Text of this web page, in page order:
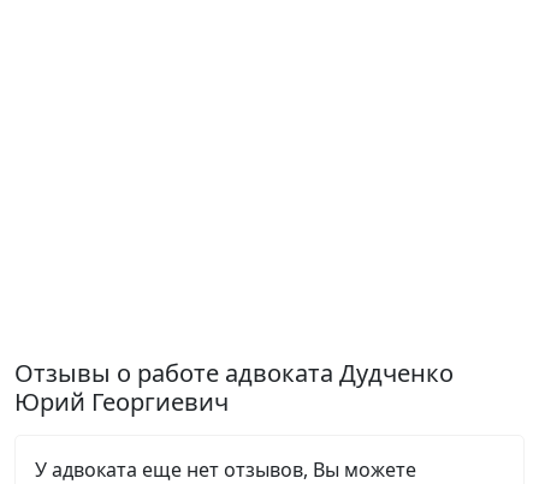
Отзывы о работе адвоката Дудченко
Юрий Георгиевич
У адвоката еще нет отзывов, Вы можете